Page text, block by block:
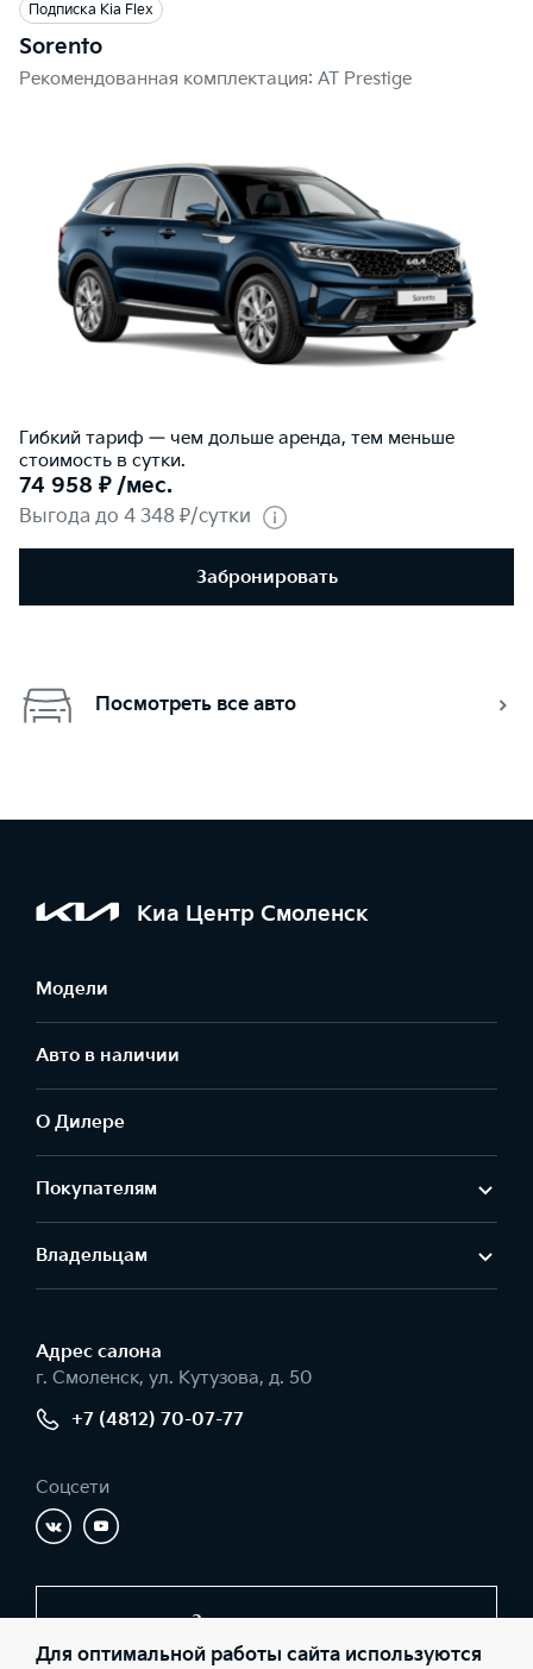
Подписка Kia Flex
Sorento
Рекомендованная комплектация: AT Prestige
Гибкий тариф — чем дольше аренда, тем меньше
стоимость в сутки.
74 958 ₽ /мес.
Выгода до 4 348 ₽/сутки
Забронировать
Посмотреть все авто
Киа Центр Смоленск
Модели
Авто в наличии
О Дилере
Покупателям
Владельцам
Адрес салонa
г. Смоленск, ул. Кутузова, д. 50
+7 (4812) 70-07-77
Соцсети
Заказать звонок
Для оптимальной работы сайта используются